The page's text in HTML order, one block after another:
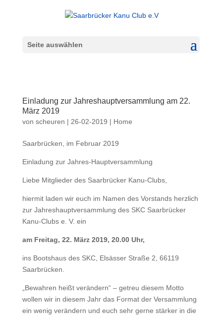
Seite auswählen
Einladung zur Jahreshauptversammlung am 22.
März 2019
von scheuren | 26-02-2019 | Home
Saarbrücken, im Februar 2019
Einladung zur Jahres-Hauptversammlung
Liebe Mitglieder des Saarbrücker Kanu-Clubs,
hiermit laden wir euch im Namen des Vorstands herzlich
zur Jahreshauptversammlung des SKC Saarbrücker
Kanu-Clubs e. V. ein
am Freitag, 22. März 2019, 20.00 Uhr,
ins Bootshaus des SKC, Elsässer Straße 2, 66119
Saarbrücken.
„Bewahren heißt verändern“ – getreu diesem Motto
wollen wir in diesem Jahr das Format der Versammlung
ein wenig verändern und euch sehr gerne stärker in die